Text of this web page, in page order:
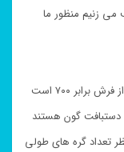
ماشینی ۷۰۰ شانه حرف می زنیم منظور ما
۷۰۰ است
تعداد گره های طولی